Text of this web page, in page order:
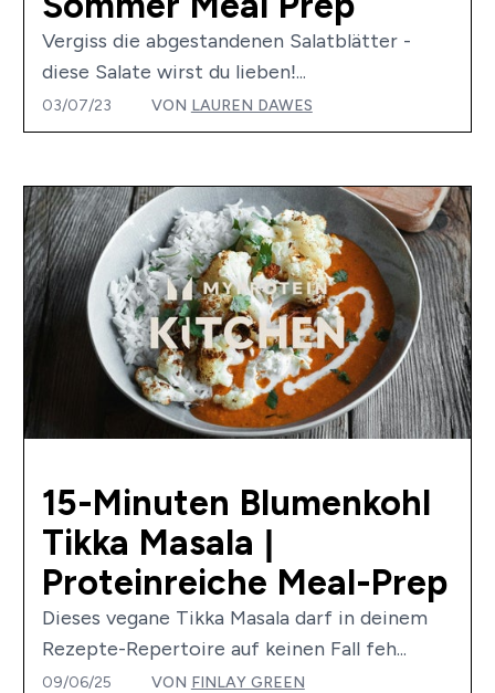
Vergiss die abgestandenen Salatblätter -
diese Salate wirst du lieben!...
03/07/23 VON LAUREN DAWES
15-Minuten Blumenkohl
Tikka Masala |
Proteinreiche Meal-Prep
Dieses vegane Tikka Masala darf in deinem
Rezepte-Repertoire auf keinen Fall feh...
09/06/25 VON FINLAY GREEN